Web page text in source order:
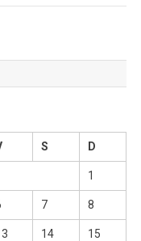
S D
1
7 8
14 15